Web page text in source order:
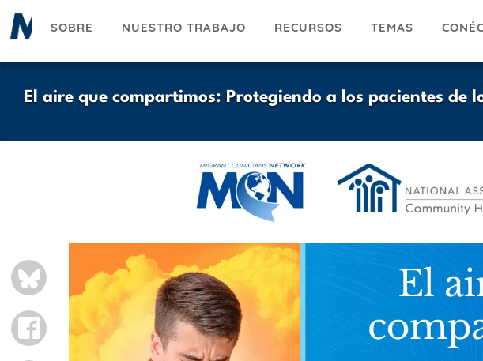
Pasar
SOBRE NUESTRO TRABAJO RECURSOS TEMAS
El aire que compartimos: Protegiendo a los pacientes
BLUESKY
FACEBOOK
Image